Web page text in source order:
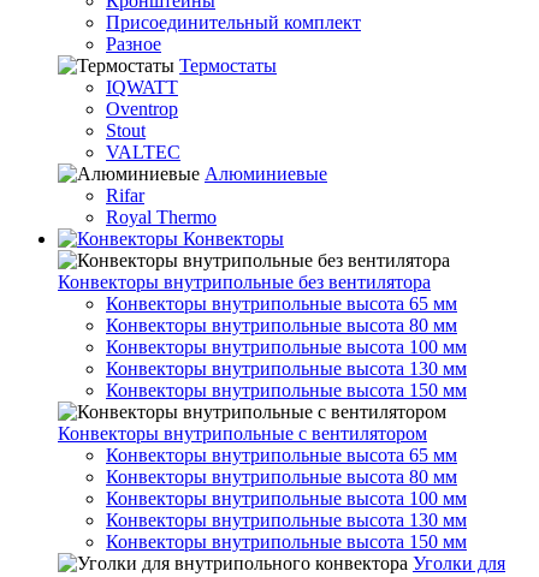
Присоединительный комплект
Разное
Термостаты
IQWATT
Oventrop
Stout
VALTEC
Алюминиевые
Rifar
Royal Thermo
Конвекторы
Конвекторы внутрипольные без вентилятора
Конвекторы внутрипольные высота 65 мм
Конвекторы внутрипольные высота 80 мм
Конвекторы внутрипольные высота 100 мм
Конвекторы внутрипольные высота 130 мм
Конвекторы внутрипольные высота 150 мм
Конвекторы внутрипольные с вентилятором
Конвекторы внутрипольные высота 65 мм
Конвекторы внутрипольные высота 80 мм
Конвекторы внутрипольные высота 100 мм
Конвекторы внутрипольные высота 130 мм
Конвекторы внутрипольные высота 150 мм
Уголки для